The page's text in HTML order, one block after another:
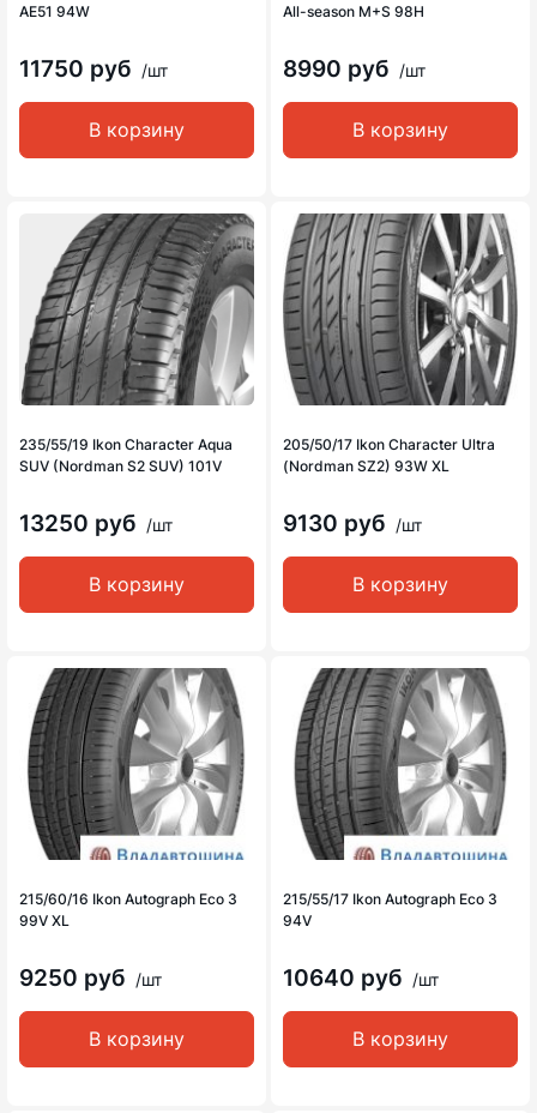
AE51 94W
11750 руб /шт
В корзину
All-season M+S 98H
8990 руб /шт
В корзину
235/55/19 Ikon Character Aqua
SUV (Nordman S2 SUV) 101V
13250 руб /шт
В корзину
205/50/17 Ikon Character Ultra
(Nordman SZ2) 93W XL
9130 руб /шт
В корзину
215/60/16 Ikon Autograph Eco 3
99V XL
9250 руб /шт
В корзину
215/55/17 Ikon Autograph Eco 3
94V
10640 руб /шт
В корзину